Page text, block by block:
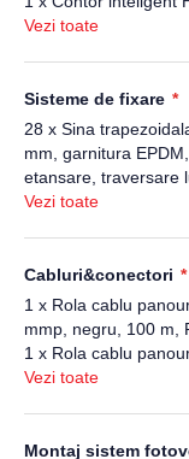
176 - 288 Vac, 0-100
Vezi toate
Sisteme de fixare
28 x Sina
mm, garnitura
etansare, traversare
8 x Clema de capat
fotovoltaice cu
12 x Clema Zonetec
sina din aluminiu
Vezi toate
Cabluri&conectori
1 x Rola cablu
mmp, negru, 100 m,
1 x Rola cablu
mmp, rosu, 100 m,
sisteme fotovoltaice
Vezi toate
Montaj sistem